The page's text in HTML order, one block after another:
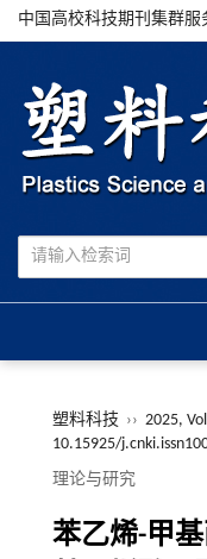
中国高校科技期刊集群服
塑料科技 ›› 2025,
10.15925/
理论与研究
苯乙烯-甲